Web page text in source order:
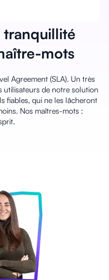
mots
Agreement (SLA). Un très
utilisateurs de notre solution
fiables, qui ne les lâcheront
Nos maîtres-mots :